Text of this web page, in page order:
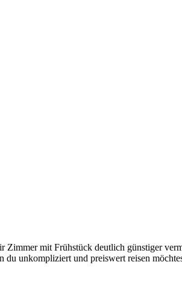
mit Frühstück deutlich günstiger
du unkompliziert und preiswert reisen